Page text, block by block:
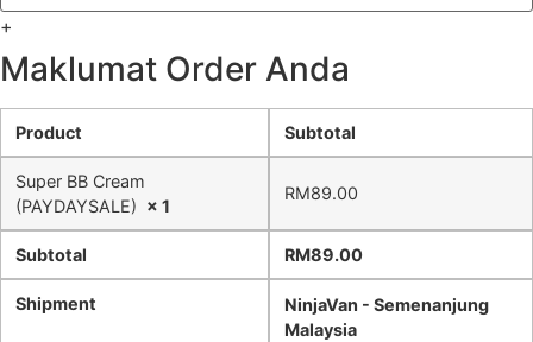
+
Maklumat Order Anda
Product Subtotal
Super BB Cream
(PAYDAYSALE) × 1
RM89.00
Subtotal RM89.00
Shipment
NinjaVan - Semenanjung
Malaysia